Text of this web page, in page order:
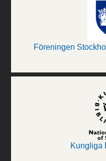
Föreningen
Kungliga